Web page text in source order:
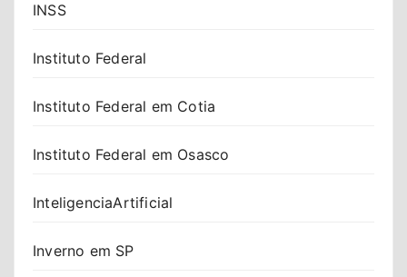
INSS
Instituto Federal
Instituto Federal em Cotia
Instituto Federal em Osasco
InteligenciaArtificial
Inverno em SP